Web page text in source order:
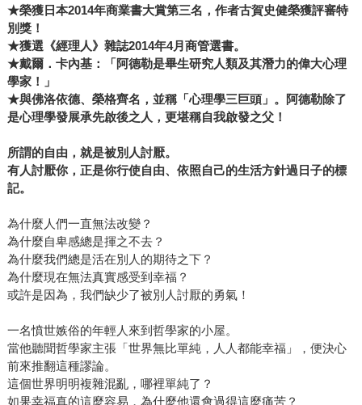
★榮獲日本2014年商業書大賞第三名，作者古賀史健榮獲評審特
別獎！
★獲選《經理人》雜誌2014年4月商管選書。
★戴爾．卡內基：「阿德勒是畢生研究人類及其潛力的偉大心理
學家！」
★與佛洛依德、榮格齊名，並稱「心理學三巨頭」。阿德勒除了
是心理學發展承先啟後之人，更堪稱自我啟發之父！
所謂的自由，就是被別人討厭。
有人討厭你，正是你行使自由、依照自己的生活方針過日子的標
記。
為什麼人們一直無法改變？
為什麼自卑感總是揮之不去？
為什麼我們總是活在別人的期待之下？
為什麼現在無法真實感受到幸福？
或許是因為，我們缺少了被別人討厭的勇氣！
一名憤世嫉俗的年輕人來到哲學家的小屋。
當他聽聞哲學家主張「世界無比單純，人人都能幸福」，便決心
前來推翻這種謬論。
這個世界明明複雜混亂，哪裡單純了？
如果幸福真的這麼容易，為什麼他還會過得這麼痛苦？